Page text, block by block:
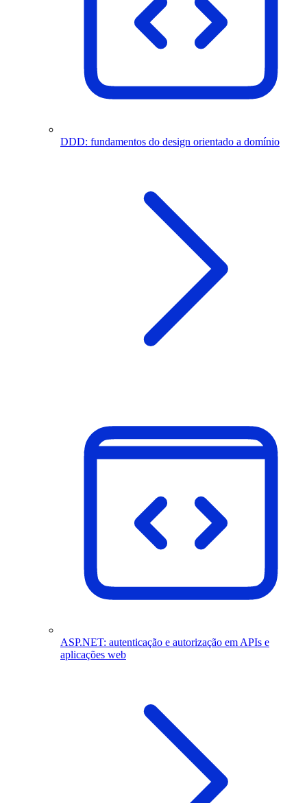
DDD: fundamentos do design orientado a domínio
ASP.NET: autenticação e autorização em APIs e
aplicações web